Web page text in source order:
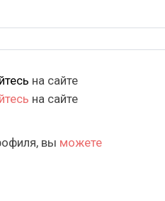
на сайте
на сайте
вы можете